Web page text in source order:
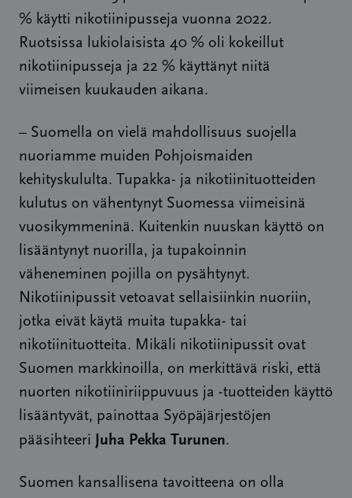
% käytti nikotiinipusseja vuonna 2022.
Ruotsissa lukiolaisista 40 % oli kokeillut
nikotiinipusseja ja 22 % käyttänyt niitä
viimeisen kuukauden aikana.
– Suomella on vielä mahdollisuus suojella
nuoriamme muiden Pohjoismaiden
kehityskululta. Tupakka- ja nikotiinituotteiden
kulutus on vähentynyt Suomessa viimeisinä
vuosikymmeninä. Kuitenkin nuuskan käyttö on
lisääntynyt nuorilla, ja tupakoinnin
väheneminen pojilla on pysähtynyt.
Nikotiinipussit vetoavat sellaisiinkin nuoriin,
jotka eivät käytä muita tupakka- tai
nikotiinituotteita. Mikäli nikotiinipussit ovat
Suomen markkinoilla, on merkittävä riski, että
nuorten nikotiiniriippuvuus ja -tuotteiden käyttö
lisääntyvät, painottaa Syöpäjärjestöjen
pääsihteeri Juha Pekka Turunen.
Suomen kansallisena tavoitteena on olla